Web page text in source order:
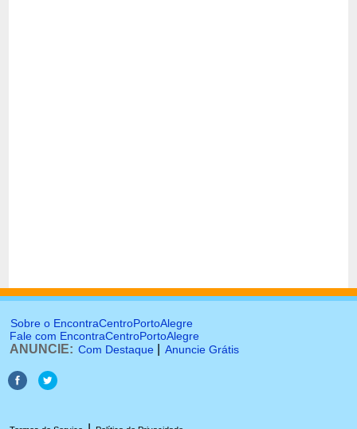
Sobre o EncontraCentroPortoAlegre
Fale com EncontraCentroPortoAlegre
ANUNCIE: Com Destaque Anuncie Grátis